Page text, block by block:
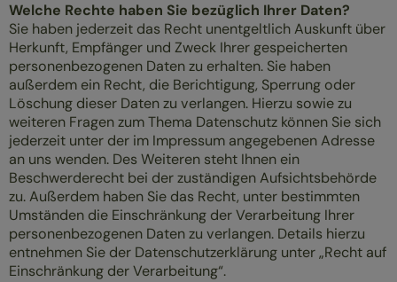
Welche Rechte haben Sie bezüglich Ihrer Daten?
Sie haben jederzeit das Recht unentgeltlich Auskunft über
Herkunft, Empfänger und Zweck Ihrer gespeicherten
personenbezogenen Daten zu erhalten. Sie haben
außerdem ein Recht, die Berichtigung, Sperrung oder
Löschung dieser Daten zu verlangen. Hierzu sowie zu
weiteren Fragen zum Thema Datenschutz können Sie sich
jederzeit unter der im Impressum angegebenen Adresse
an uns wenden. Des Weiteren steht Ihnen ein
Beschwerderecht bei der zuständigen Aufsichtsbehörde
zu. Außerdem haben Sie das Recht, unter bestimmten
Umständen die Einschränkung der Verarbeitung Ihrer
personenbezogenen Daten zu verlangen. Details hierzu
entnehmen Sie der Datenschutzerklärung unter „Recht auf
Einschränkung der Verarbeitung“.